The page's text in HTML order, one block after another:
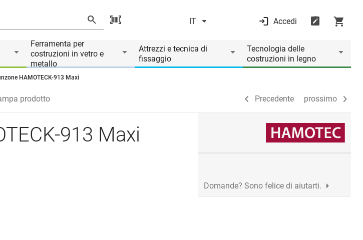
IT Accedi
Ferramenta per
costruzioni in vetro e
metallo
Attrezzi e tecnica di
fissaggio
Tecnologia delle
costruzioni in legno
HAMOTECK-913 Maxi
Precedente prossimo
prodotto Precedente prossimo
913 Maxi
Domande? Sono felice di aiutarti.